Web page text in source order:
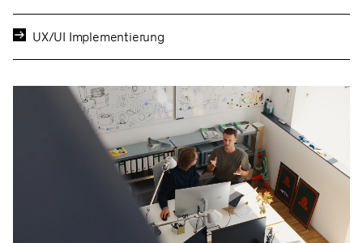
UX/UI Implementierung